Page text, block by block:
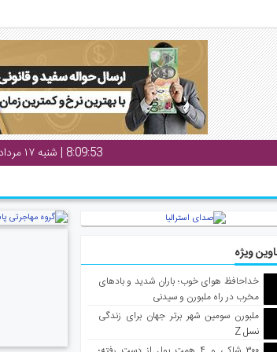
8:09:54 | شنبه ۱۷ مرداد ۱۴۰۵ | Saturday 8 August 2026
ویژه
خداحافظ هوای خوب؛ باران شدید و بادهای
مخرب در راه ملبورن و سیدنی
ملبورن سومین شهر برتر جهان برای زندگی
نسل Z